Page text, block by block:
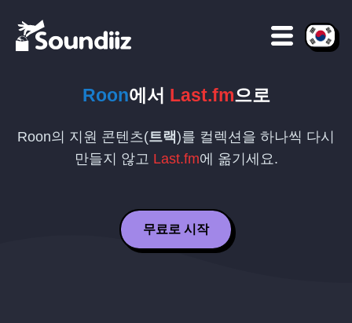
Roon에서 Last.fm으로
Roon의 지원 콘텐츠(트랙)를 컬렉션을 하나씩 다시
만들지 않고 Last.fm에 옮기세요.
무료로 시작